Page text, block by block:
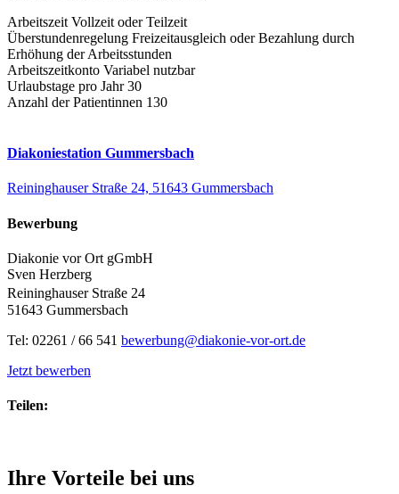
Arbeitszeit Vollzeit oder Teilzeit
Überstundenregelung Freizeitausgleich oder Bezahlung durch
Erhöhung der Arbeitsstunden
Arbeitszeitkonto Variabel nutzbar
Urlaubstage pro Jahr30
Anzahl der Patientinnen 130
Diakoniestation Gummersbach
Reininghauser Straße 24, 51643 Gummersbach
Bewerbung
Diakonie vor Ort gGmbH
Sven Herzberg
Reininghauser Straße 24
51643 Gummersbach
Tel: 02261 / 66 541 bewerbung@diakonie-vor-ort.de
Jetzt bewerben
Teilen:
Ihre Vorteile bei uns